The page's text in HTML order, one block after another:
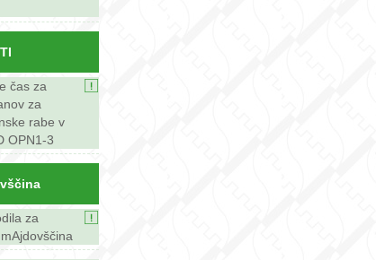
čas za
za
rabe v
OPN1-3
za